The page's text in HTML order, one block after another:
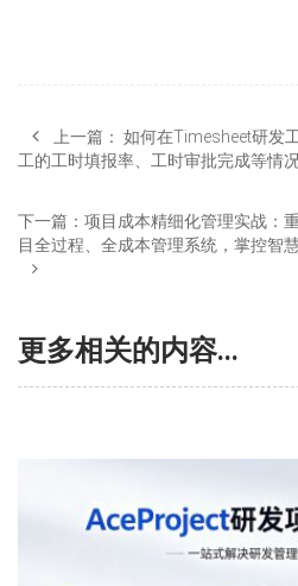
上一篇： 如何在Timesheet研发
工的工时填报率、工时审批完成等情
下一篇： 项目成本精细化管理实战：
目全过程、全成本管理系统，掌控智
更多相关的内容...